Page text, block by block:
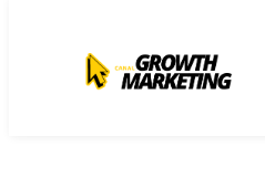
conteúdo